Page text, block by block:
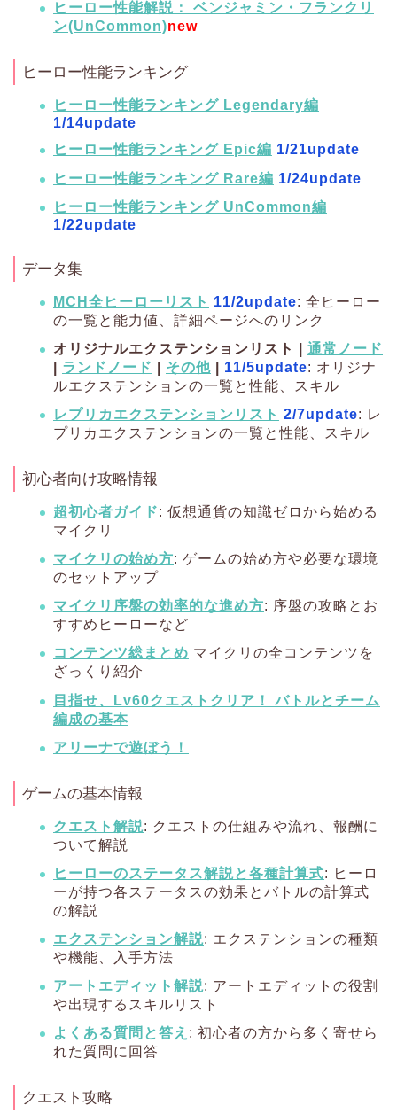
ヒーロー性能解説： ベンジャミン・フランクリ
ン(UnCommon)new
ヒーロー性能ランキング
ヒーロー性能ランキング Legendary編
1/14update
ヒーロー性能ランキング Epic編 1/21update
ヒーロー性能ランキング Rare編 1/24update
ヒーロー性能ランキング UnCommon編
1/22update
データ集
MCH全ヒーローリスト 11/2update: 全ヒーロー
の一覧と能力値、詳細ページへのリンク
オリジナルエクステンションリスト | 通常ノード
ランドノード その他 11/5update: オリジナ
ルエクステンションの一覧と性能、スキル
レプリカエクステンションリスト 2/7update: レ
プリカエクステンションの一覧と性能、スキル
初心者向け攻略情報
超初心者ガイド: 仮想通貨の知識ゼロから始める
マイクリ
マイクリの始め方: ゲームの始め方や必要な環境
のセットアップ
マイクリ序盤の効率的な進め方: 序盤の攻略とお
すすめヒーローなど
コンテンツ総まとめ マイクリの全コンテンツを
ざっくり紹介
目指せ、Lv60クエストクリア！ バトルとチーム
編成の基本
アリーナで遊ぼう！
ゲームの基本情報
クエスト解説: クエストの仕組みや流れ、報酬に
ついて解説
ヒーローのステータス解説と各種計算式: ヒーロ
ーが持つ各ステータスの効果とバトルの計算式
の解説
エクステンション解説: エクステンションの種類
や機能、入手方法
アートエディット解説: アートエディットの役割
や出現するスキルリスト
よくある質問と答え : 初心者の方から多く寄せら
れた質問に回答
クエスト攻略